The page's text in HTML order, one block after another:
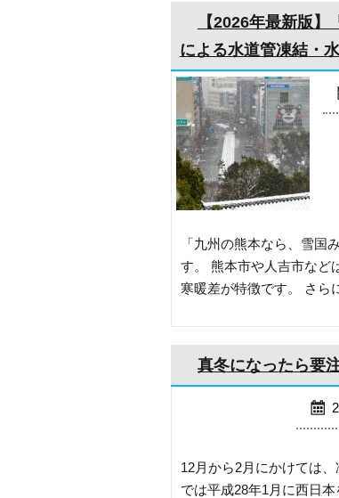
【2026年最新版
による水道管凍結・
「九州の熊本なら、雪
す。 熊本市や人吉市など
寒暖差が特徴です。 さ
真冬になったら要
12月から2月にかけては
では平成28年1月に西日